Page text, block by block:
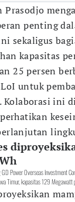
penting
sekaligus
kapasitas
25 persen
untuk
Kolaborasi ini
Power Overseas Investment
Timur, kapasitas 129